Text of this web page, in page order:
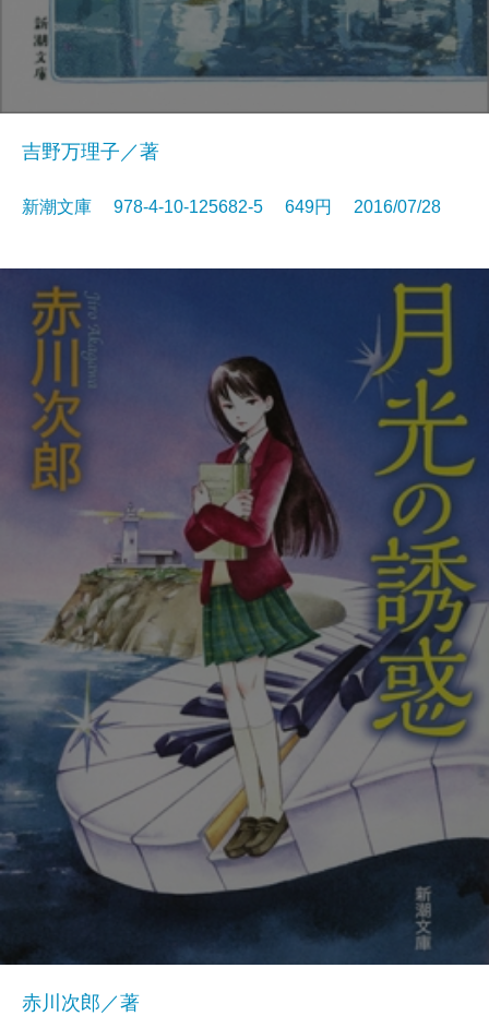
吉野万理子／著
新潮文庫 978-4-10-125682-5 649円 2016/07/28
赤川次郎／著